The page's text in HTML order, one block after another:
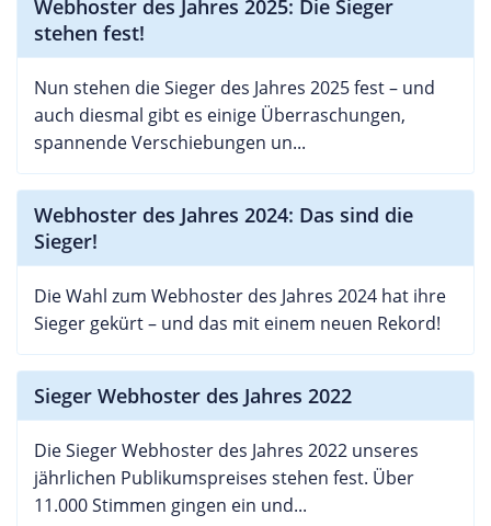
Webhoster des Jahres 2025: Die Sieger
stehen fest!
Nun stehen die Sieger des Jahres 2025 fest – und
auch diesmal gibt es einige Überraschungen,
spannende Verschiebungen un...
Webhoster des Jahres 2024: Das sind die
Sieger!
Die Wahl zum Webhoster des Jahres 2024 hat ihre
Sieger gekürt – und das mit einem neuen Rekord!
Sieger Webhoster des Jahres 2022
Die Sieger Webhoster des Jahres 2022 unseres
jährlichen Publikumspreises stehen fest. Über
11.000 Stimmen gingen ein und...